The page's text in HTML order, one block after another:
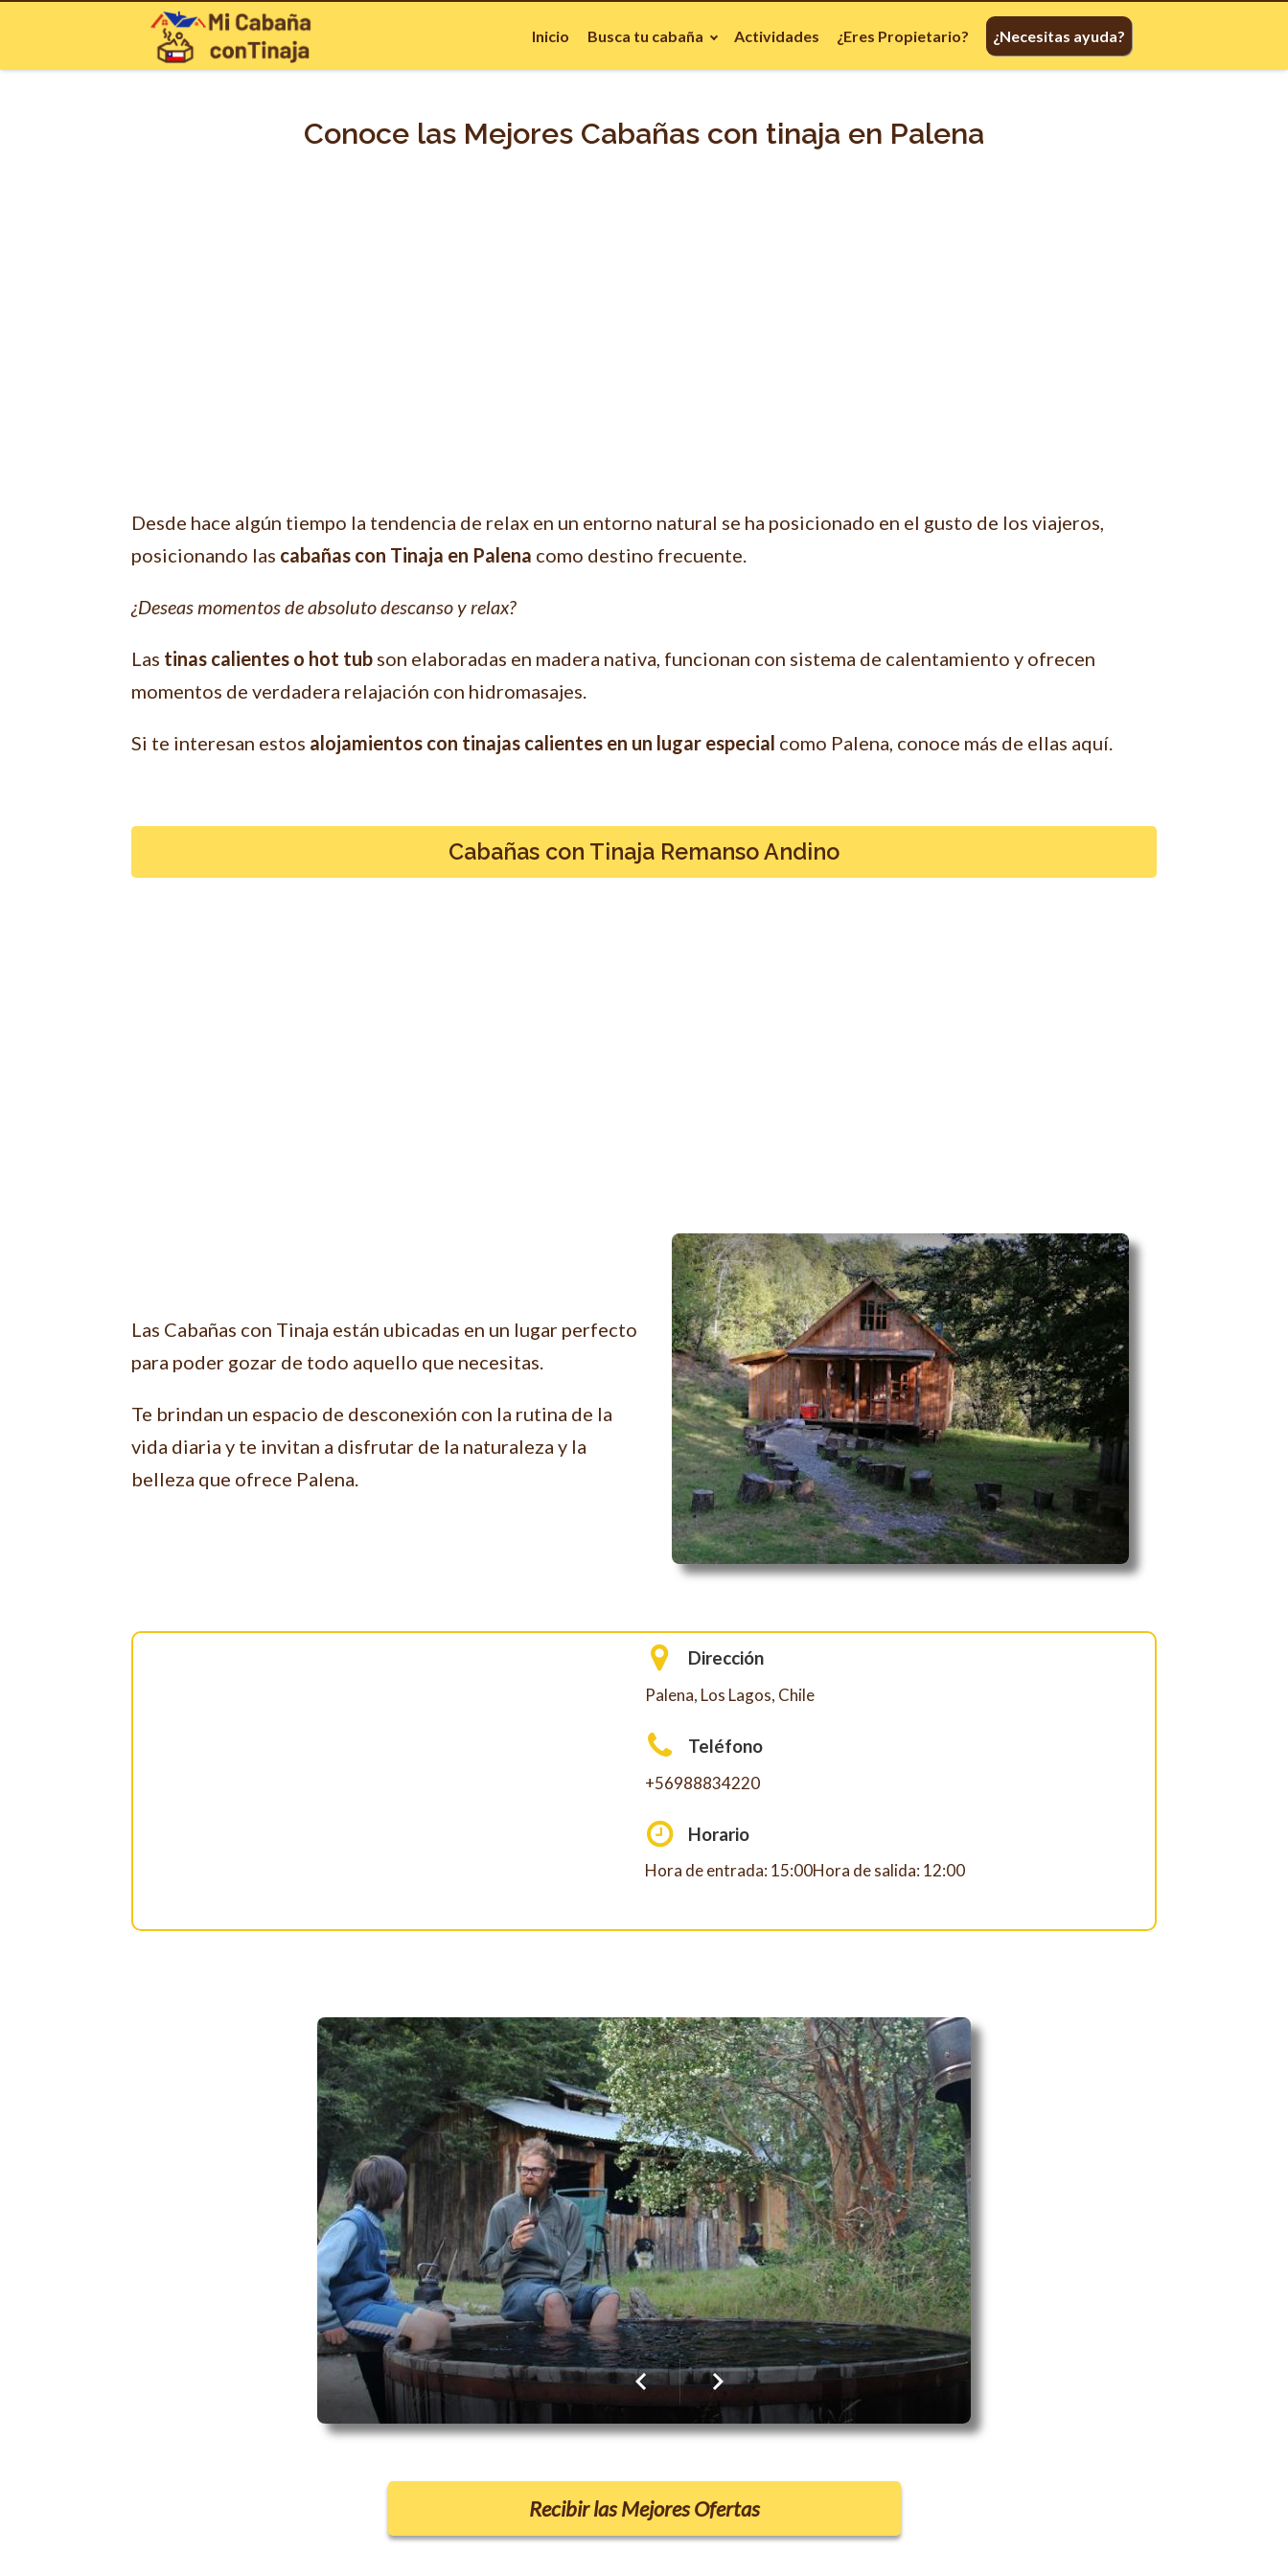
Inicio Busca tu cabaña Actividades ¿Eres Propietario? ¿Necesitas ayuda?
Conoce las Mejores Cabañas con tinaja en Palena
Desde hace algún tiempo la tendencia de relax en un entorno natural se ha posicionado en el gusto de los viajeros,
posicionando las cabañas con Tinaja en Palena como destino frecuente.
¿Deseas momentos de absoluto descanso y relax?
Las tinas calientes o hot tub son elaboradas en madera nativa, funcionan con sistema de calentamiento y ofrecen
momentos de verdadera relajación con hidromasajes.
Si te interesan estos alojamientos con tinajas calientes en un lugar especial como Palena, conoce más de ellas aquí.
Cabañas con Tinaja Remanso Andino
Las Cabañas con Tinaja están ubicadas en un lugar perfecto
para poder gozar de todo aquello que necesitas.
Te brindan un espacio de desconexión con la rutina de la
vida diaria y te invitan a disfrutar de la naturaleza y la
belleza que ofrece Palena.
Dirección
Palena, Los Lagos, Chile
Teléfono
+56988834220
Horario
Hora de entrada: 15:00Hora de salida: 12:00
Recibir las Mejores Ofertas